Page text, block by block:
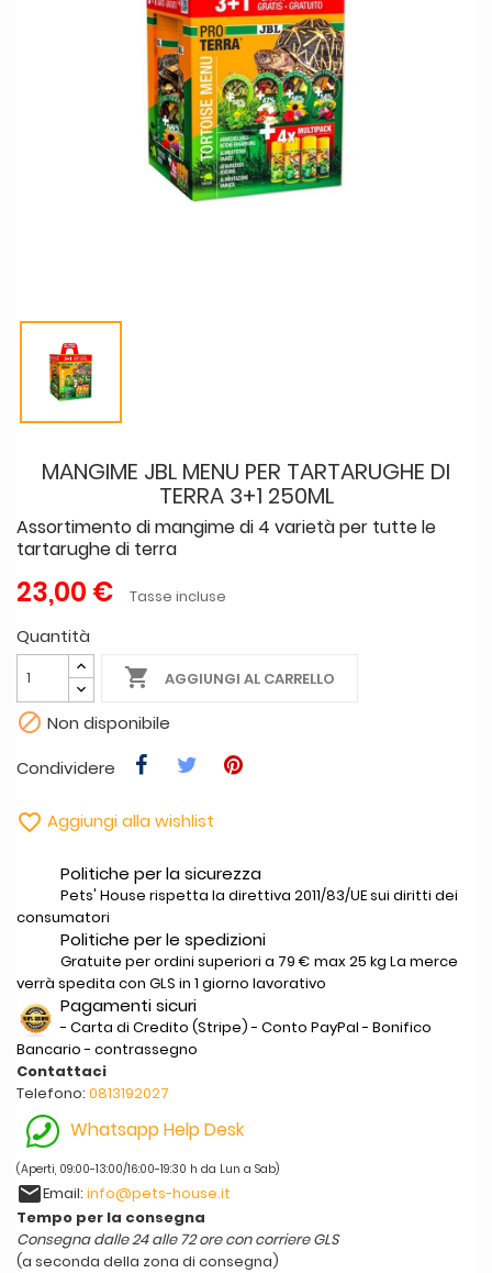
MANGIME JBL MENU PER TARTARUGHE DI
TERRA 3+1 250ML
Assortimento di mangime di 4 varietà per tutte le
tartarughe di terra
23,00 € Tasse incluse
Quantità
 AGGIUNGI AL CARRELLO
 Non disponibile
Condividere
 Aggiungi alla wishlist
Politiche per la sicurezza
Pets' House rispetta la direttiva 2011/83/UE sui diritti dei
consumatori
Politiche per le spedizioni
Gratuite per ordini superiori a 79 € max 25 kg La merce
verrà spedita con GLS in 1 giorno lavorativo
Pagamenti sicuri
- Carta di Credito (Stripe) - Conto PayPal - Bonifico
Bancario - contrassegno
Contattaci
Telefono: 0813192027
Whatsapp Help Desk
(Aperti, 09:00-13:00/16:00-19:30 h da Lun a Sab)
emailEmail: info@pets-house.it
Tempo per la consegna
Consegna dalle 24 alle 72 ore con corriere GLS
(a seconda della zona di consegna)